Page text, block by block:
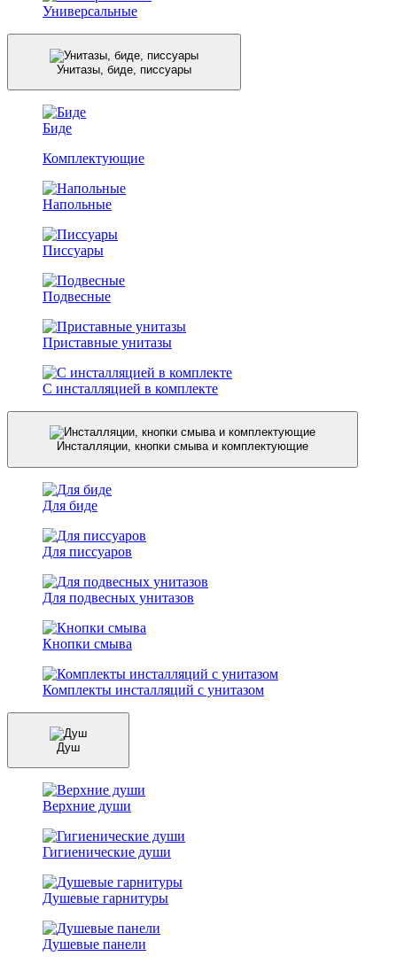
Универсальные
Унитазы, биде, писсуары
Биде
Комплектующие
Напольные
Писсуары
Подвесные
Приставные унитазы
С инсталляцией в комплекте
Инсталляции, кнопки смыва и комплектующие
Для биде
Для писсуаров
Для подвесных унитазов
Кнопки смыва
Комплекты инсталляций с унитазом
Душ
Верхние души
Гигиенические души
Душевые гарнитуры
Душевые панели